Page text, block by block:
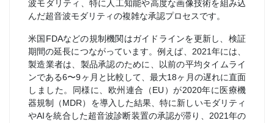
波モダリティ、特に人工知能や高度な画像技術を組み込
んだ超音波モダリティの複雑な承認プロセスです。
米国FDAなどの規制機関はガイドラインを更新し、検証
期間の延長につながっています。例えば、2021年には、
製造業者は、製品承認のために、以前の平均タイムライ
ンである6〜9ヶ月と比較して、最大18ヶ月の遅れに直面
しました。同様に、欧州連合（EU）が2020年に医療機
器規制（MDR）を導入した結果、特に新しいモダリティ
やAIを統合した超音波診断装置の承認が滞り、2021年の